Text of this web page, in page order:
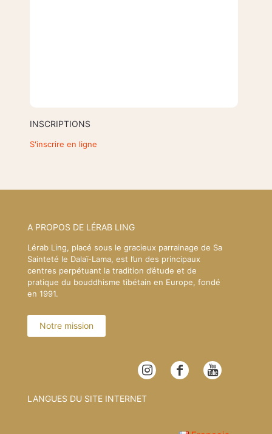
INSCRIPTIONS
S'inscrire en ligne
A PROPOS DE LÉRAB LING
Lérab Ling, placé sous le gracieux parrainage de Sa
Sainteté le Dalaï-Lama, est l’un des principaux
centres perpétuant la tradition d’étude et de
pratique du bouddhisme tibétain en Europe, fondé
en 1991.
Notre mission
LANGUES DU SITE INTERNET